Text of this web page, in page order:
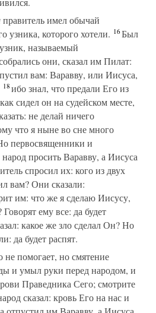
правитель имел обычай
узника, которого хотели. 16Был
называемый
они, сказал им Пилат:
вам: Варавву, или Иисуса,
18ибо знал, что предали Его из
сидел он на судейском месте,
не делай ничего
что я ныне во сне много
первосвященники и
просить Варавву, а Иисуса
спросил их: кого из двух
вам? Они сказали:
им: что же я сделаю Иисусу,
ему все: да будет
какое же зло сделал Он? Но
да будет распят.
помогает, но смятение
и умыл руки перед народом, и
Праведника Сего; смотрите
сказал: кровь Его на нас и